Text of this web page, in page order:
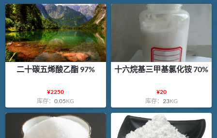
二十碳五烯酸乙酯 97%
¥2250
库存：0.05KG
十六烷基三甲基氯化铵 70%
¥20
库存： 23KG